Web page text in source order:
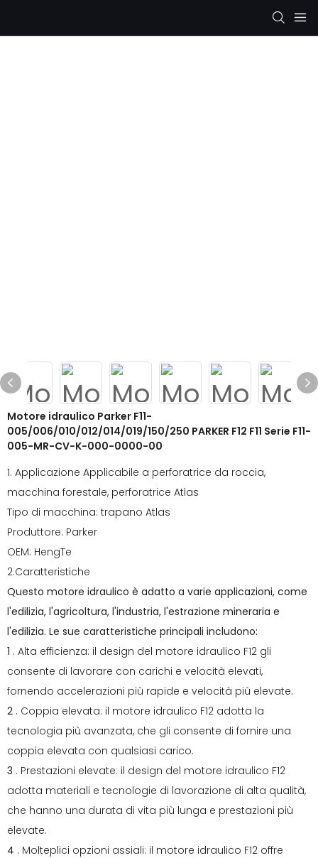
Motore idraulico Parker F11-
005/006/010/012/014/019/150/250 PARKER F12 F11 Serie F11-
005-MR-CV-K-000-0000-00
1. Applicazione Applicabile a perforatrice da roccia,
macchina forestale, perforatrice Atlas
Tipo di macchina: trapano Atlas
Produttore: Parker
OEM: HengTe
2.Caratteristiche
Questo motore idraulico è adatto a varie applicazioni, come
l'edilizia, l'agricoltura, l'industria, l'estrazione mineraria e
l'edilizia. Le sue caratteristiche principali includono:
1 . Alta efficienza: il design del motore idraulico F12 gli
consente di lavorare con carichi e velocità elevati,
fornendo accelerazioni più rapide e velocità più elevate.
2 . Coppia elevata: il motore idraulico F12 adotta la
tecnologia più avanzata, che gli consente di fornire una
coppia elevata con qualsiasi carico.
3 . Prestazioni elevate: il design del motore idraulico F12
adotta materiali e tecnologie di lavorazione di alta qualità,
che hanno una durata di vita più lunga e prestazioni più
elevate.
4 . Molteplici opzioni assiali: il motore idraulico F12 offre